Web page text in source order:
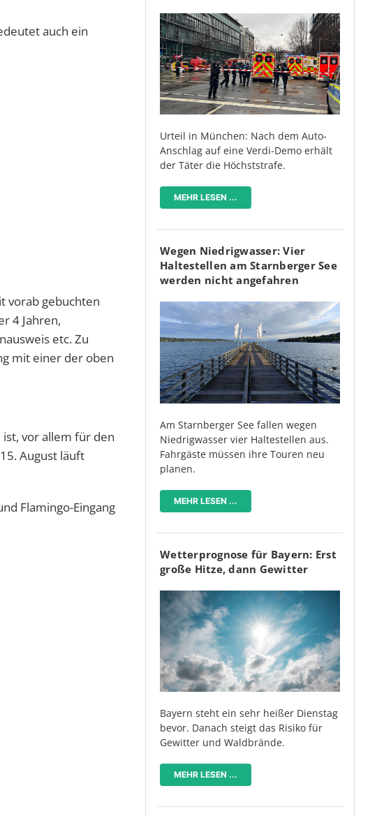
auch ein
vorab gebuchten
4 Jahren,
etc. Zu
mit einer der oben
vor allem für den
August läuft
Flamingo-Eingang
Urteil in München: Nach dem Auto-
Anschlag auf eine Verdi-Demo erhält
der Täter die Höchststrafe.
MEHR LESEN ...
Wegen Niedrigwasser: Vier
Haltestellen am Starnberger See
werden nicht angefahren
Am Starnberger See fallen wegen
Niedrigwasser vier Haltestellen aus.
Fahrgäste müssen ihre Touren neu
planen.
MEHR LESEN ...
Wetterprognose für Bayern: Erst
große Hitze, dann Gewitter
Bayern steht ein sehr heißer Dienstag
bevor. Danach steigt das Risiko für
Gewitter und Waldbrände.
MEHR LESEN ...